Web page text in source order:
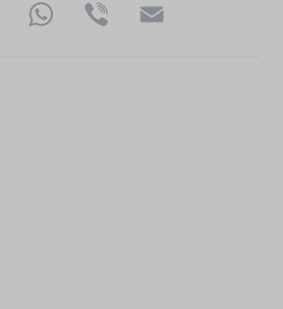
Twitter WhatsApp
Viber